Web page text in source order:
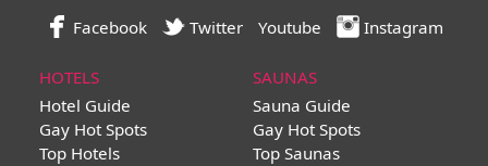
Facebook Twitter Youtube Instagram
HOTELS
Hotel Guide
Gay Hot Spots
Top Hotels
SAUNAS
Sauna Guide
Gay Hot Spots
Top Saunas